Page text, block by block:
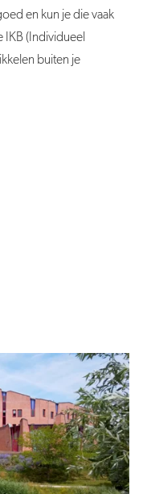
en kun je die vaak
IKB (Individueel
buiten je